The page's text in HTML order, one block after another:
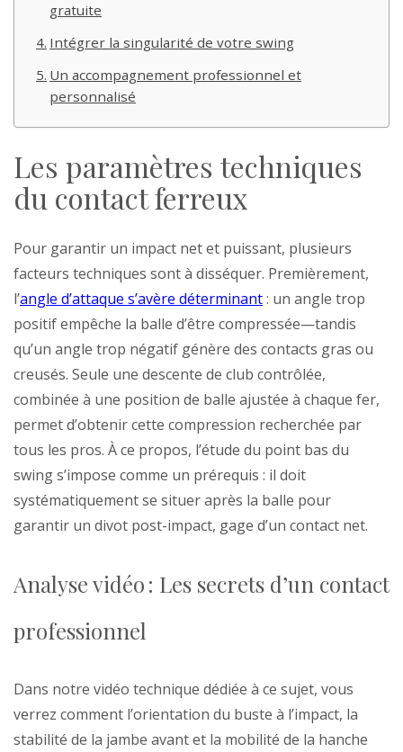
gratuite
Intégrer la singularité de votre swing
Un accompagnement professionnel et
personnalisé
Les paramètres techniques
du contact ferreux
Pour garantir un impact net et puissant, plusieurs
facteurs techniques sont à disséquer. Premièrement,
l’angle d’attaque s’avère déterminant: un angle trop
positif empêche la balle d’être compressée—tandis
qu’un angle trop négatif génère des contacts gras ou
creusés. Seule une descente de club contrôlée,
combinée à une position de balle ajustée à chaque fer,
permet d’obtenir cette compression recherchée par
tous les pros. À ce propos, l’étude du point bas du
swing s’impose comme un prérequis : il doit
systématiquement se situer après la balle pour
garantir un divot post-impact, gage d’un contact net.
Analyse vidéo : Les secrets d’un contact
professionnel
Dans notre vidéo technique dédiée à ce sujet, vous
verrez comment l’orientation du buste à l’impact, la
stabilité de la jambe avant et la mobilité de la hanche